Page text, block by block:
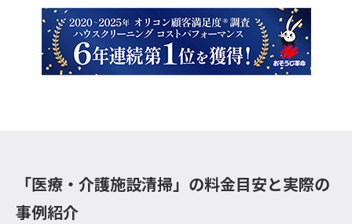
「医療・介護施設清掃」の料金目安と実際の
事例紹介